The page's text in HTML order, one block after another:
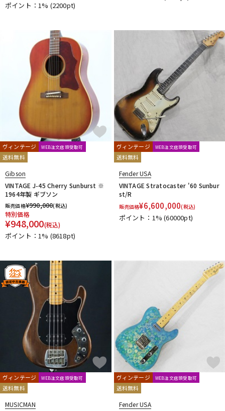
ポイント：1% (2200pt)
ヴィンテージ WEB注文店頭受取可
送料無料
Gibson
VINTAGE J-45 Cherry Sunburst ※
1964年製 ギブソン
販売価格¥990,000(税込)
特別価格
¥948,000(税込)
ポイント：1% (8618pt)
ヴィンテージ WEB注文店頭受取可
送料無料
Fender USA
VINTAGE Stratocaster '60 Sunbur
st/R
販売価格¥6,600,000(税込)
ポイント：1%(60000pt)
ヴィンテージ WEB注文店頭受取可
送料無料
MUSICMAN
ヴィンテージ WEB注文店頭受取可
送料無料
Fender USA